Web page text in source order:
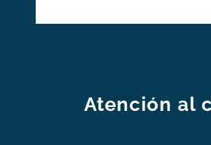
Atención al